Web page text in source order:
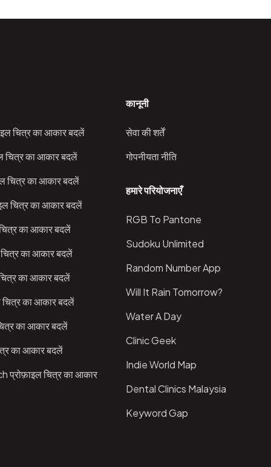
चित्र का आकार बदलें
चित्र का आकार बदलें
चित्र का आकार बदलें
चित्र का आकार बदलें
का आकार बदलें
का आकार बदलें
का आकार बदलें
का आकार बदलें
का आकार बदलें
का आकार बदलें
चित्र का आकार
कानूनी
सेवा की शर्तें
गोपनीयता नीति
हमारे परियोजनाएँ
RGB To Pantone
Sudoku Unlimited
Random Number App
Will It Rain Tomorrow?
Water A Day
Clinic Geek
Indie World Map
Dental Clinics Malaysia
Keyword Gap